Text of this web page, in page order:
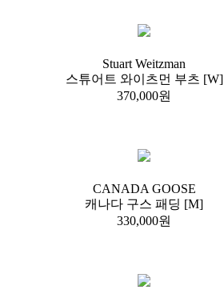
Stuart Weitzman
스튜어트 와이츠먼 부츠 [W]
370,000원
CANADA GOOSE
캐나다 구스 패딩 [M]
330,000원